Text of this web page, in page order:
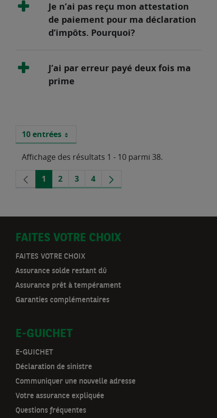
Je n’ai pas reçu mon attestation
de paiement pour ma déclaration
d’impôts. Pourquoi?
J’ai par erreur payé deux fois ma
prime
10 entrées
Par page
Affichage des résultats 1 - 10 parmi 38.
Page
Précédente
Page
1 Page
2 Page
3 Page
4
Page
D
o
o
r
a
t
n
a
v
FAITES VOTRE CHOIX
FAITES VOTRE CHOIX
Assurance solde restant dû
Assurance prêt à tempérament
Garanties complémentaires
E-GUICHET
E-GUICHET
Déclaration de sinistre
Communiquer une nouvelle adresse
Votre assurance expliquée
Questions fréquentes